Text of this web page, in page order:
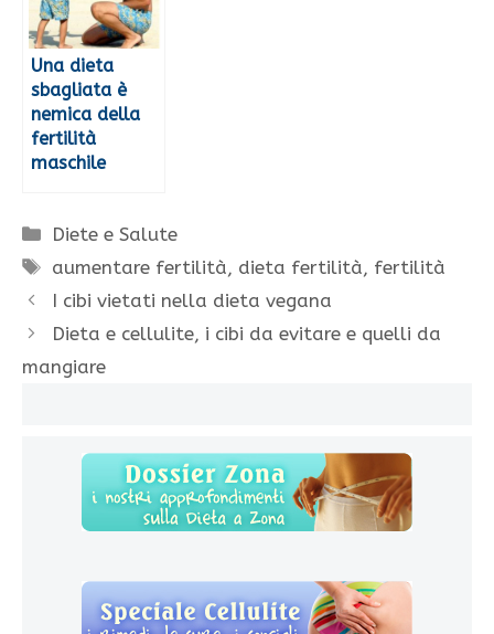
Una dieta
sbagliata è
nemica della
fertilità
maschile
Categorie
Diete e Salute
Tag
aumentare fertilità, dieta fertilità, fertilità
I cibi vietati nella dieta vegana
Dieta e cellulite, i cibi da evitare e quelli da
mangiare